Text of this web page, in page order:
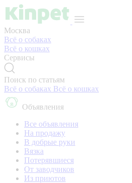
Москва
Всё о собаках
Всё о кошках
Сервисы
Поиск по статьям
Всё о собаках Всё о кошках
Объявления
Все объявления
На продажу
В добрые руки
Вязка
Потерявшиеся
От заводчиков
Из приютов